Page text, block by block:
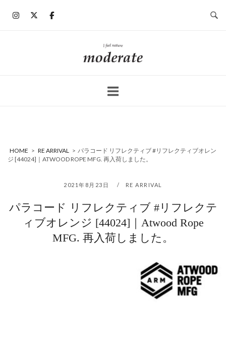
ホ
ー
HOME > RE ARRIVAL > パラコード リフレクティブ #リフレクティブオレン
ジ [44024]｜ATWOOD ROPE MFG. 再入荷しました。
2021年8月23日 RE ARRIVAL
パラコード リフレクティブ #リフレクテ
ィブオレンジ [44024]｜Atwood Rope
MFG. 再入荷しました。